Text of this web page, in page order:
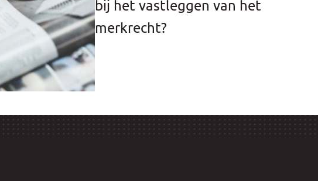
bij het vastleggen van het
merkrecht?